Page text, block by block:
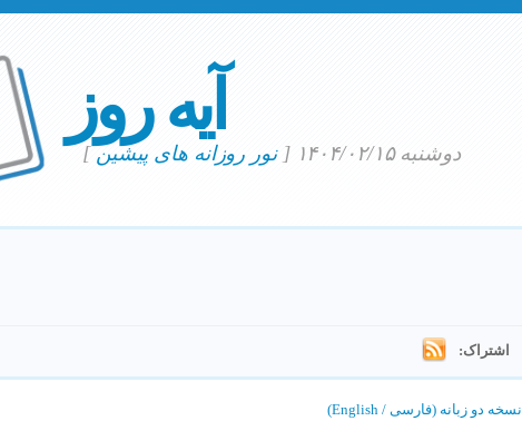
آیه روز
دوشنبه ۱۴۰۴/۰۲/۱۵ [نور روزانه های پیشین]
اشتراک:
نسخه دو زبانه (فارسی / English)